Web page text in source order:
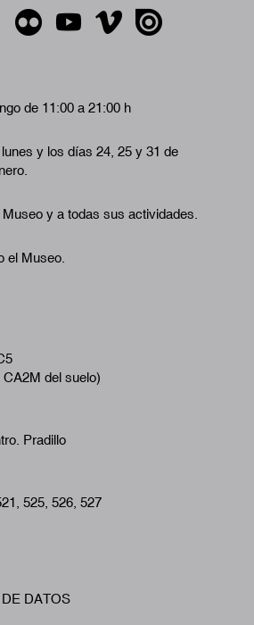
de 11:00 a 21:00 h
y los días 24, 25 y 31 de
y a todas sus actividades.
el Museo.
del suelo)
Pradillo
525, 526, 527
DATOS